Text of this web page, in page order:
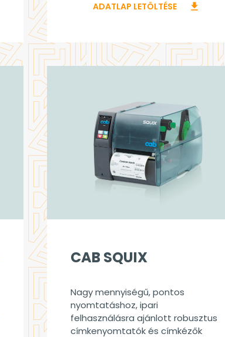
ADATLAP LETÖLTÉSE download
CAB SQUIX
Nagy mennyiségű, pontos
nyomtatáshoz, ipari
felhasználásra ajánlott robusztus
címkenyomtatók és címkézők